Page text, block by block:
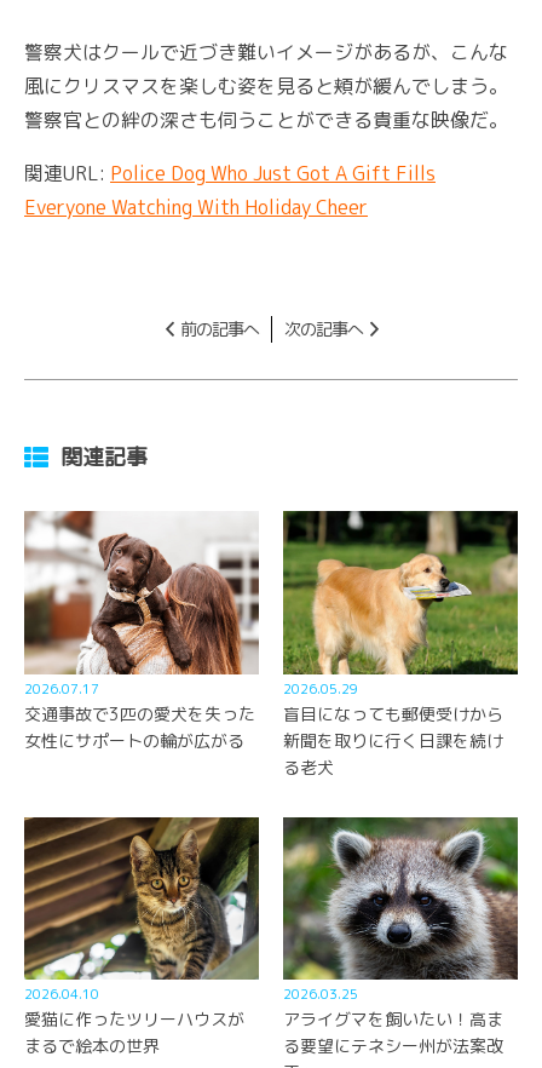
警察犬はクールで近づき難いイメージがあるが、こんな
風にクリスマスを楽しむ姿を見ると頬が緩んでしまう。
警察官との絆の深さも伺うことができる貴重な映像だ。
関連URL: Police Dog Who Just Got A Gift Fills
Everyone Watching With Holiday Cheer
前の記事へ 次の記事へ
関連記事
2026.07.17
交通事故で3匹の愛犬を失った
女性にサポートの輪が広がる
2026.05.29
盲目になっても郵便受けから
新聞を取りに行く日課を続け
る老犬
2026.04.10
愛猫に作ったツリーハウスが
まるで絵本の世界
2026.03.25
アライグマを飼いたい！高ま
る要望にテネシー州が法案改